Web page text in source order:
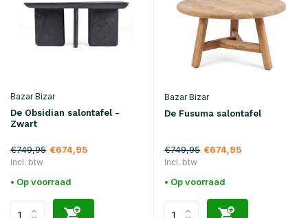
Bazar Bizar
De Obsidian salontafel -
Zwart
€749,95 €674,95
Incl. btw
• Op voorraad
Bazar Bizar
De Fusuma salontafel
€749,95 €674,95
Incl. btw
• Op voorraad